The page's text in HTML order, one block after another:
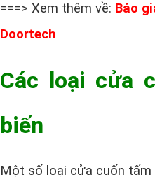
===> Xem thêm về: Báo
Doortech
Các loại cửa
biến
Một số loại cửa cuốn tấm